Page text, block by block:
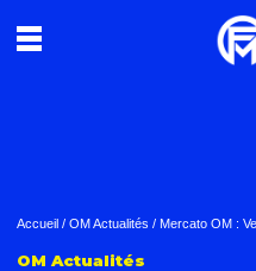
Accueil / OM Actualités / Mercato OM :
OM Actualités